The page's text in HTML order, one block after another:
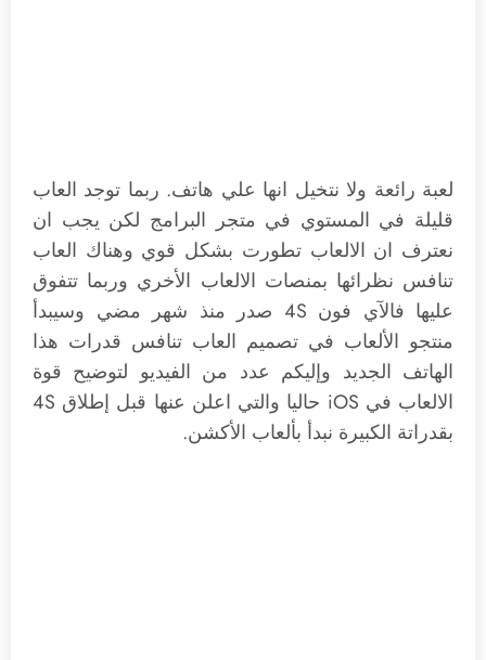
لعبة رائعة ولا نتخيل انها علي هاتف. ربما توجد العاب
قليلة في المستوي في متجر البرامج لكن يجب ان
نعترف ان الالعاب تطورت بشكل قوي وهناك العاب
تنافس نظرائها بمنصات الالعاب الأخري وربما تتفوق
عليها فالآي فون 4S صدر منذ شهر مضي وسيبدأ
منتجو الألعاب في تصميم العاب تنافس قدرات هذا
الهاتف الجديد وإليكم عدد من الفيديو لتوضيح قوة
الالعاب في iOS حاليا والتي اعلن عنها قبل إطلاق 4S
بقدراتة الكبيرة نبدأ بألعاب الأكشن.